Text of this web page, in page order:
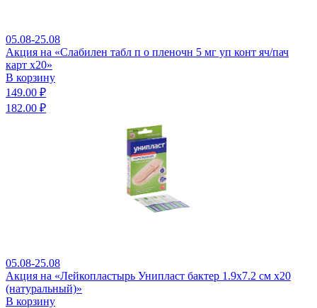
05.08-25.08
Акция на «Слабилен табл п о пленочн 5 мг уп конт яч/пач
карт x20»
В корзину
149.00 ₽
182.00 ₽
05.08-25.08
Акция на «Лейкопластырь Унипласт бактер 1.9х7.2 см x20
(натуральный)»
В корзину